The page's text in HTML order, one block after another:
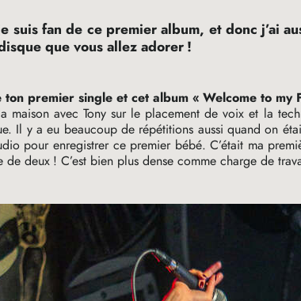
suis fan de ce premier album, et donc j’ai
que vous allez adorer !
ton premier single et cet album « Welcome to my
avec Tony sur le placement de voix et la
Il y a eu beaucoup de répétitions aussi quand on
pour enregistrer ce premier bébé. C’était ma
de deux ! C’est bien plus dense comme charge de